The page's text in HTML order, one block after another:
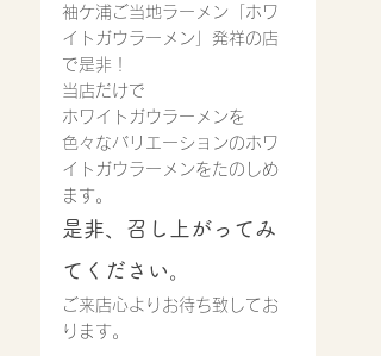
袖ケ浦ご当地ラーメン「ホワ
イトガウラーメン」発祥の店
で是非！
当店だけで
ホワイトガウラーメンを
色々なバリエーションのホワ
イトガウラーメンをたのしめ
ます。
是非、召し上がってみ
てください。
ご来店心よりお待ち致してお
ります。